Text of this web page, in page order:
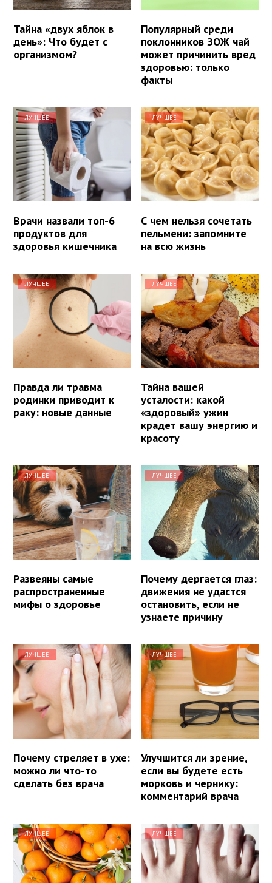
Тайна «двух яблок в
день»: Что будет с
организмом?
Популярный среди
поклонников ЗОЖ чай
может причинить вред
здоровью: только
факты
ЛУЧШЕЕ
Врачи назвали топ-6
продуктов для
здоровья кишечника
ЛУЧШЕЕ
С чем нельзя сочетать
пельмени: запомните
на всю жизнь
ЛУЧШЕЕ
Правда ли травма
родинки приводит к
раку: новые данные
ЛУЧШЕЕ
Тайна вашей
усталости: какой
«здоровый» ужин
крадет вашу энергию и
красоту
ЛУЧШЕЕ
Развеяны самые
распространенные
мифы о здоровье
ЛУЧШЕЕ
Почему дергается глаз:
движения не удастся
остановить, если не
узнаете причину
ЛУЧШЕЕ
Почему стреляет в ухе:
можно ли что-то
сделать без врача
ЛУЧШЕЕ
Улучшится ли зрение,
если вы будете есть
морковь и чернику:
комментарий врача
ЛУЧШЕЕ ЛУЧШЕЕ